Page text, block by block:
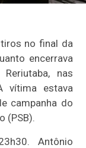
no final da
encerrava
nas
vítima estava
campanha do
(PSB).
Antônio